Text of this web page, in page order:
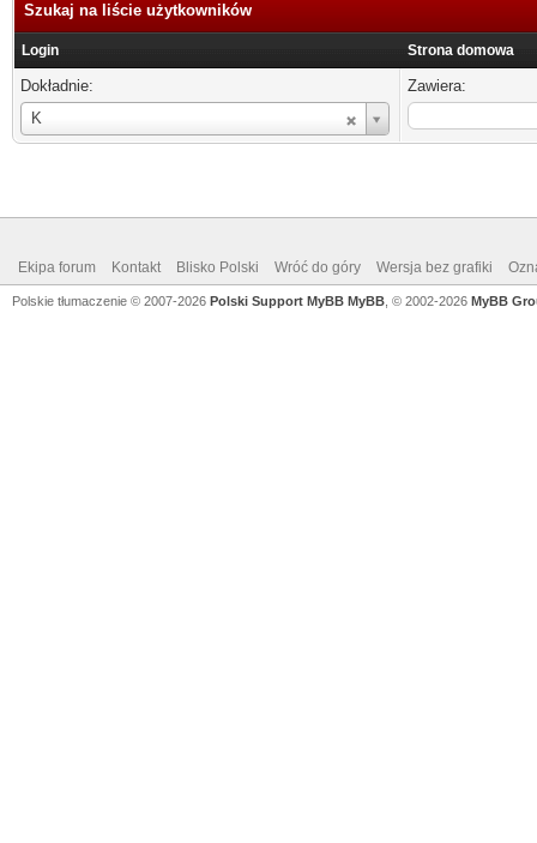
Szukaj na liście użytkowników
Login Strona domowa
Dokładnie:
K
Login
Zawiera:
Ekipa forum Kontakt Blisko Polski Wróć do góry Wersja bez grafiki
Polskie tłumaczenie © 2007-2026 Polski Support MyBB MyBB , © 2002-2026 MyBB